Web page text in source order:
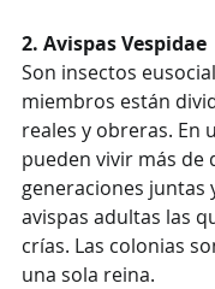
2. Avispas Vespidae
Son insectos
miembros están
reales y obreras. En
pueden vivir más de
generaciones juntas
avispas adultas las
crías. Las colonias
una sola reina.